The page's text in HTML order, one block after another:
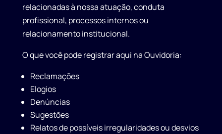
relacionadas à nossa atuação, conduta
profissional, processos internos ou
relacionamento institucional.
O que você pode registrar aqui na Ouvidoria:
Reclamações
Elogios
Denúncias
Sugestões
Relatos de possíveis irregularidades ou desvios